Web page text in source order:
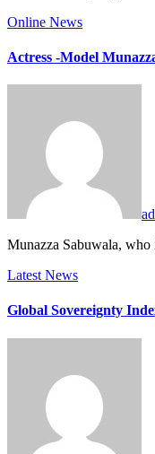
Online News
Actress -Model
Munazza Sabuwala,
Latest News
Global Sovereignty